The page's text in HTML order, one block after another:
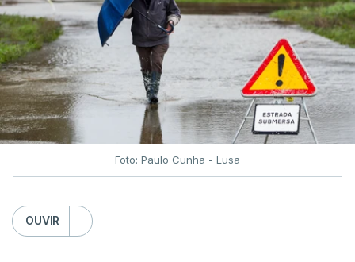
Foto: Paulo Cunha - Lusa
OUVIR